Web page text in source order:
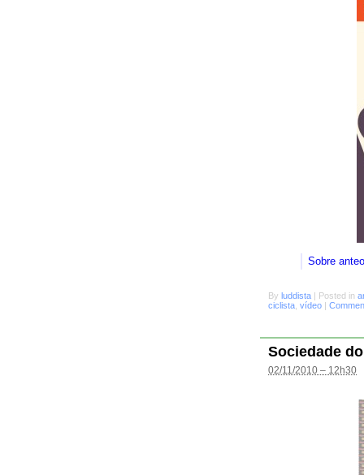
Sobre
By luddista Posted in
ciclista vídeo
Sociedade
02/11/2010 – 12h30